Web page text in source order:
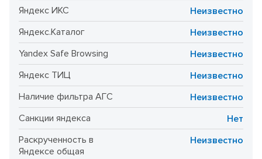
Яндекс ИКС
Неизвестно
Яндекс.Каталог
Неизвестно
Yandex Safe Browsing
Неизвестно
Яндекс ТИЦ
Неизвестно
Наличие фильтра АГС
Неизвестно
Санкции яндекса
Нет
Раскрученность в
Яндексе общая
Неизвестно